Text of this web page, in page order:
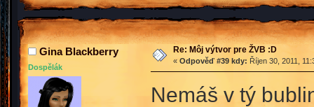
Gina Blackberry
Dospělák
Re: Môj výtvor pre ŽVB :D
« Odpověď #39 kdy: Říjen 30, 2011,
Nemáš v tý